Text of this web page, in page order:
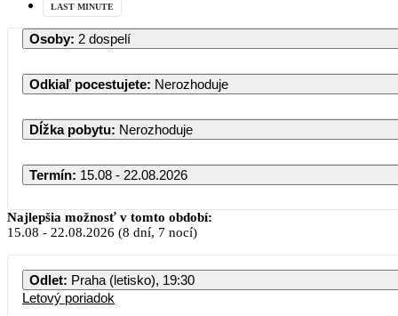
LAST MINUTE
Osoby: 2 dospelí
Odkiaľ pocestujete: Nerozhoduje
Dĺžka pobytu: Nerozhoduje
Termín: 15.08 - 22.08.2026
Najlepšia možnosť v tomto období:
15.08 - 22.08.2026 (8 dní, 7 nocí)
Odlet: Praha (letisko), 19:30
Letový poriadok